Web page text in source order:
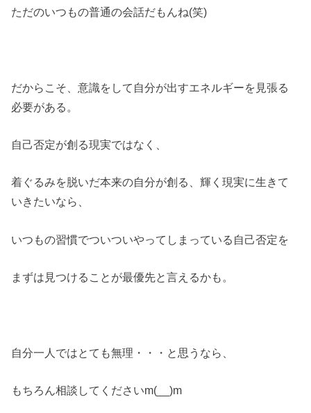
ただのいつもの普通の会話だもんね(笑)
だからこそ、意識をして自分が出すエネルギーを見張る
必要がある。
自己否定が創る現実ではなく、
着ぐるみを脱いだ本来の自分が創る、輝く現実に生きて
いきたいなら、
いつもの習慣でついついやってしまっている自己否定を
まずは見つけることが最優先と言えるかも。
自分一人ではとても無理・・・と思うなら、
もちろん相談してくださいm(__)m